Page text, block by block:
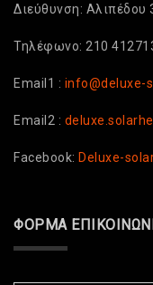
Διεύθυνση: Αλιπέδου
Τηλέφωνο: 210
Email1 : info@deluxe-
Email2 :
Facebook: Deluxe-
ΦΌΡΜΑ